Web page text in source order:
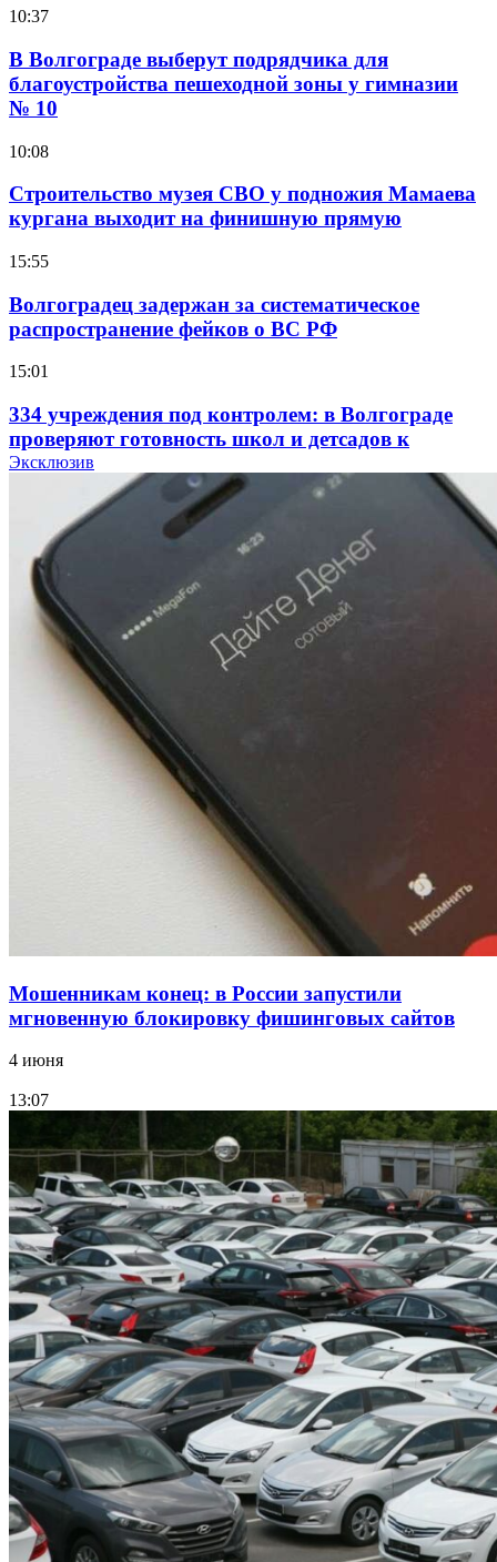
10:37
В Волгограде выберут подрядчика для
благоустройства пешеходной зоны у гимназии
№ 10
10:08
Строительство музея СВО у подножия Мамаева
кургана выходит на финишную прямую
15:55
Волгоградец задержан за систематическое
распространение фейков о ВС РФ
15:01
334 учреждения под контролем: в Волгограде
проверяют готовность школ и детсадов к
учебному году
Покушение на убийство в Волгограде: девушка
напала на незнакомую женщину с ножом
12:39
Сладкий праздник в Волгограде: в Центральном
парке прошёл фестиваль „Арбузный переполох“
Волгоградские компании нарастили экспорт:
заключены контракты на 3,6 млн долларов
Эксклюзив
Мошенникам конец: в России запустили
мгновенную блокировку фишинговых сайтов
4 июня
13:07